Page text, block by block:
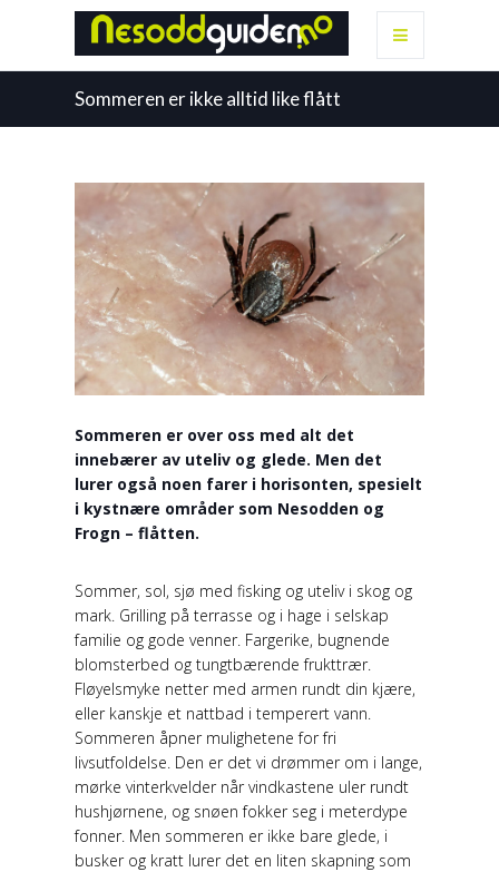
Sommeren er ikke alltid like flått
Sommeren er over oss med alt det
innebærer av uteliv og glede. Men det
lurer også noen farer i horisonten, spesielt
i kystnære områder som Nesodden og
Frogn – flåtten.
Sommer, sol, sjø med fisking og uteliv i skog og
mark. Grilling på terrasse og i hage i selskap
familie og gode venner. Fargerike, bugnende
blomsterbed og tungtbærende frukttrær.
Fløyelsmyke netter med armen rundt din kjære,
eller kanskje et nattbad i temperert vann.
Sommeren åpner mulighetene for fri
livsutfoldelse. Den er det vi drømmer om i lange,
mørke vinterkvelder når vindkastene uler rundt
hushjørnene, og snøen fokker seg i meterdype
fonner. Men sommeren er ikke bare glede, i
busker og kratt lurer det en liten skapning som